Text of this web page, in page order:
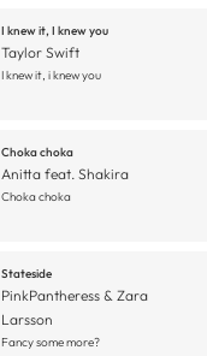
I knew it, I knew you
Taylor Swift
I knew it, i knew you
Choka choka
Anitta feat. Shakira
Choka choka
Stateside
PinkPantheress & Zara
Larsson
Fancy some more?